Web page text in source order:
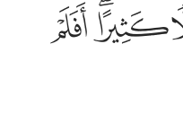
٦٢
تَعْقِلُونَ ٦٢
ﱾﱿﲀ